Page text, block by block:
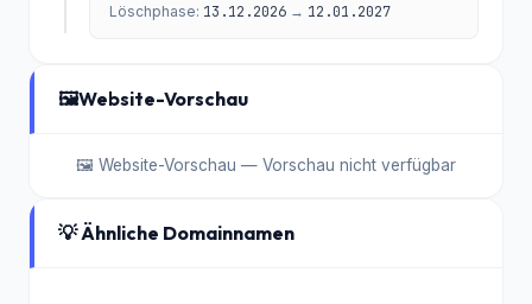
Löschphase: 13.12.2026 → 12.01.2027
🖼️Website-Vorschau
🖼️ Website-Vorschau — Vorschau nicht verfügbar
💡 Ähnliche Domainnamen